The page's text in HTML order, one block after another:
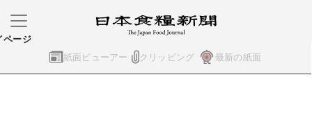
紙面ビューアー クリッピング 最新の紙面
ページ